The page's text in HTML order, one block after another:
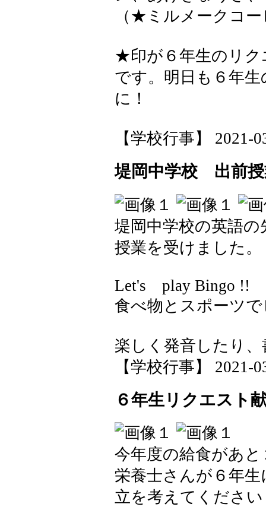
（★ミルメークコ
★印が６年生のリク
です。明日も６年
に！
【学校行事】 2021-
堤岡中学校 出前
堤岡中学校の英語
授業を受けました。
Let's play Bingo
食べ物とスポーツ
楽しく発音したり
【学校行事】 2021-
６年生リクエスト
今年度の給食があ
栄養士さんが６年
立を考えてくださ